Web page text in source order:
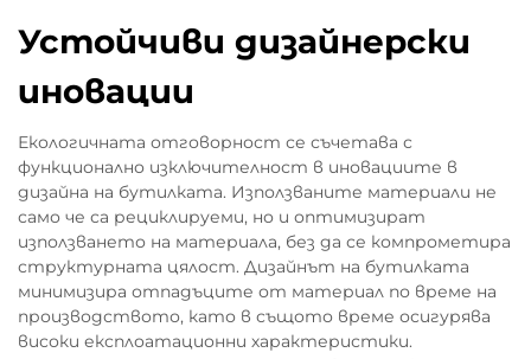
Устойчиви дизайнерски
иновации
Екологичната отговорност се съчетава с
функционално изключителност в иновациите в
дизайна на бутилката. Използваните материали не
само че са рециклируеми, но и оптимизират
използването на материала, без да се компрометира
структурната цялост. Дизайнът на бутилката
минимизира отпадъците от материал по време на
производството, като в същото време осигурява
високи експлоатационни характеристики.